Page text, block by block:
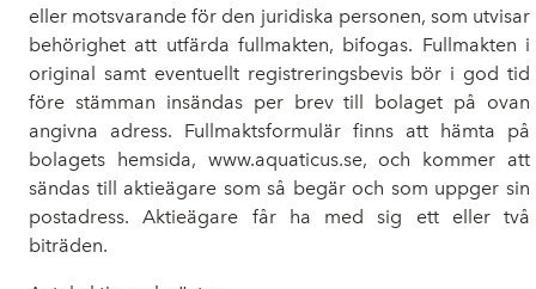
eller motsvarande för den juridiska personen, som utvisar
behörighet att utfärda fullmakten, bifogas. Fullmakten i
original samt eventuellt registreringsbevis bör i god tid
före stämman insändas per brev till bolaget på ovan
angivna adress. Fullmaktsformulär finns att hämta på
bolagets hemsida, www.aquaticus.se, och kommer att
sändas till aktieägare som så begär och som uppger sin
postadress.
Aktieägare får ha med sig ett eller två
biträden.